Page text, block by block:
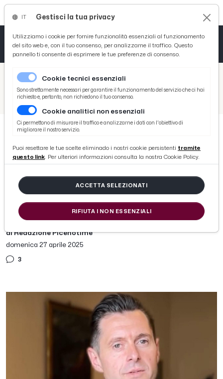
/ Picenotime
/ News
Ascoli Piceno, Fioravanti: “Ferma condanna per i vergognosi striscioni comparsi nella notte in città”
Ascoli Piceno, Fioravanti: “Ferma
condanna per i vergognosi
striscioni comparsi nella notte in
città”
di Redazione Picenotime
domenica 27 aprile 2025
3
Gestisci la tua privacy
Utilizziamo i cookie per fornire funzionalità essenziali al funzionamento
del sito web e, con il tuo consenso, per analizzarne il traffico. Questo
pannello ti consente di esprimere le tue preferenze di consenso.
Cookie tecnici essenziali
Sono strettamente necessari per garantire il funzionamento del servizio che ci hai
richiesto e, pertanto, non richiedono il tuo consenso.
Cookie analitici non essenziali
Ci permettono di misurare il traffico e analizzarne i dati con l'obiettivo di
migliorare il nostro servizio.
Puoi resettare le tue scelte eliminado i nostri cookie persistenti tramite
questo link. Per ulteriori informazioni consulta la nostra Cookie Policy.
ACCETTA SELEZIONATI
RIFIUTA I NON ESSENZIALI
Tutto News
Tutto Sport
Basket
Ciclismo
Tutto Curiosità